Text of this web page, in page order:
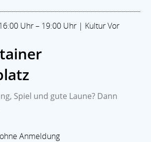
Uhr – 19:00 Uhr | Kultur Vor
Spiel und gute Laune? Dann
Anmeldung